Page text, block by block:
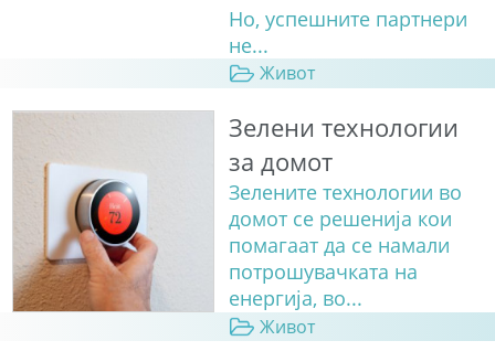
Но, успешните партнери
не...
Живот
Зелени технологии
за домот
Зелените технологии во
домот се решенија кои
помагаат да се намали
потрошувачката на
енергија, во...
Живот